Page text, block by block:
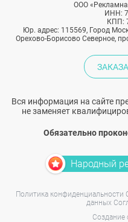
ООО
ИНН:
КПП:
Юр. адрес: 115569, Город
Орехово-Борисово Северное,
Вся информация на сайте
не заменяет
Обязательно
Народный
Политика конфиденциальности
данных
Создание